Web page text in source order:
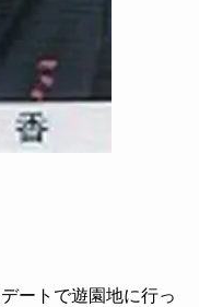
ートで遊園地に行っ